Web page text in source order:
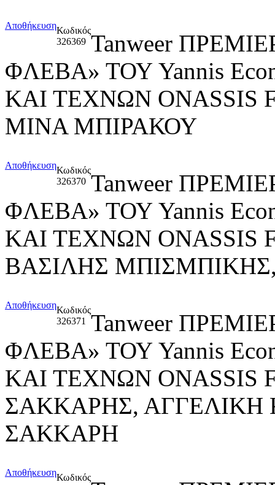
ΑποθήκευσηΚωδικός
326369 Tanweer
ΦΛΕΒΑ» ΤΟΥ Yannis
ΚΑΙ ΤΕΧΝΩΝ ONASSIS
ΜΙΝΑ ΜΠΙΡΑΚΟΥ
ΑποθήκευσηΚωδικός
326370 Tanweer
ΦΛΕΒΑ» ΤΟΥ Yannis
ΚΑΙ ΤΕΧΝΩΝ ONASSIS
ΒΑΣΙΛΗΣ
ΑποθήκευσηΚωδικός
326371
Tanweer
ΦΛΕΒΑ» ΤΟΥ Yannis
ΚΑΙ ΤΕΧΝΩΝ ONASSIS
ΣΑΚΚΑΡΗΣ,
ΣΑΚΚΑΡΗ
ΑποθήκευσηΚωδικός